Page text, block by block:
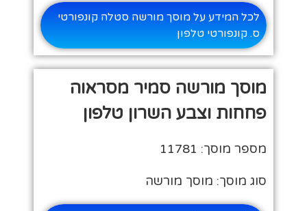
לכל המידע על מוסך מורשה סטלה קונפורטי
ס. קונפורטי טלפון
מוסך מורשה סמיר מסראוה
פחחות וצבע השרון טלפון
מספר מוסך: 11781
סוג מוסך: מוסך מורשה